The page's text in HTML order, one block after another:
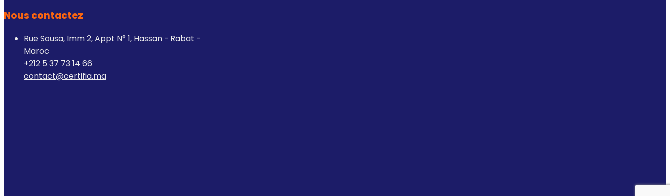
Nous contactez
Rue Sousa, Imm 2, Appt N° 1, Hassan - Rabat -
Maroc
+212 5 37 73 14 66
contact@certifia.ma